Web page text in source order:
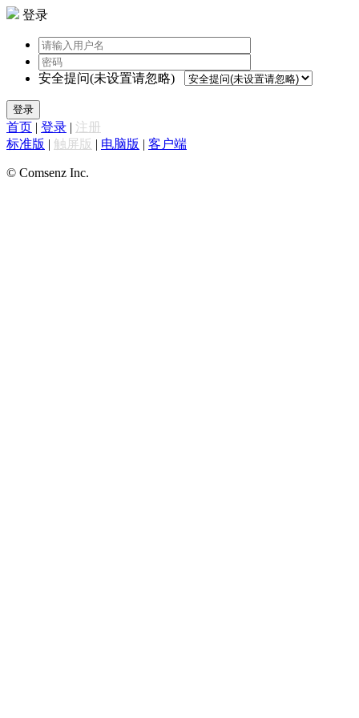
登录
安全提问(未设置请忽略)
登录
首页 | 登录 | 注册
标准版 | 触屏版 | 电脑版 | 客户端
© Comsenz Inc.